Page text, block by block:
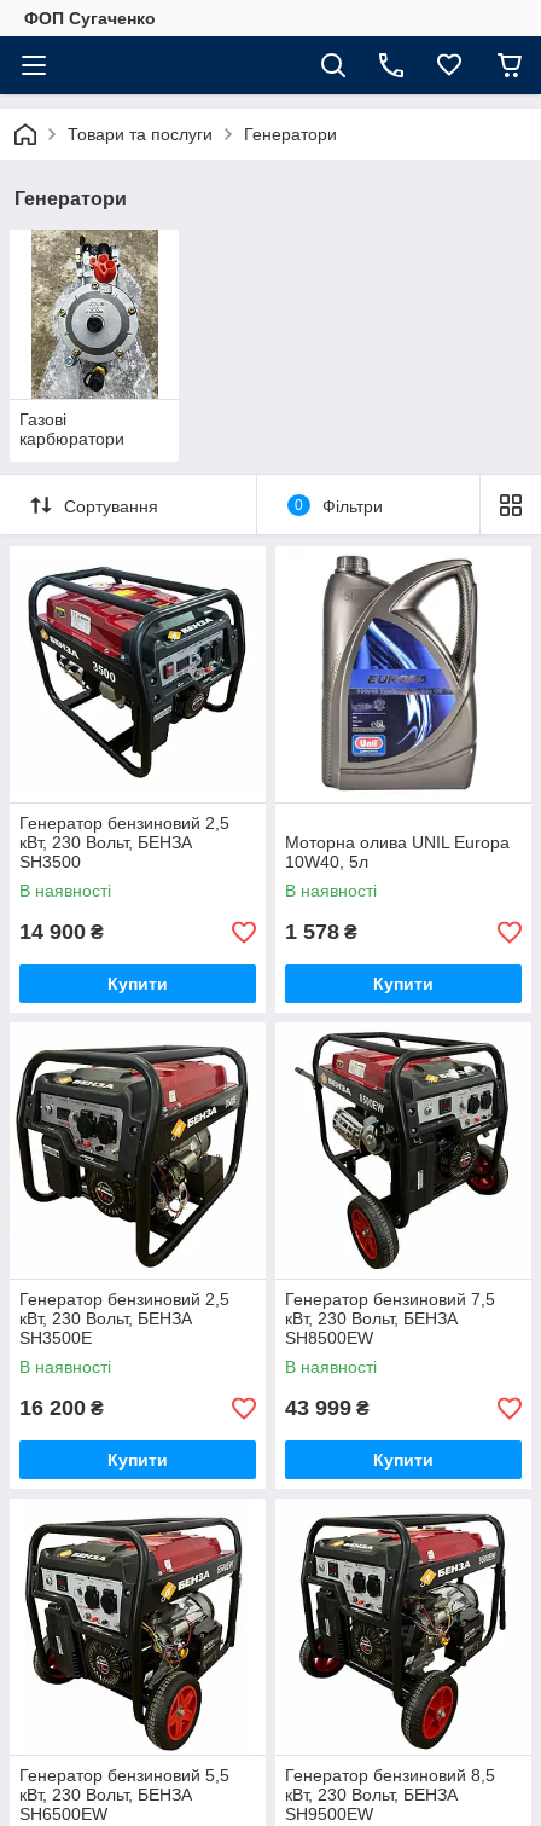
ФОП Сугаченко
Товари та послуги Генератори
Генератори
Газові
карбюратори
Сортування 0 Фільтри
Генератор бензиновий 2,5
кВт, 230 Вольт, БЕНЗА
SH3500
В наявності
14 900 ₴
Купити
Моторна олива UNIL Europa
10W40, 5л
В наявності
1 578 ₴
Купити
Генератор бензиновий 2,5
кВт, 230 Вольт, БЕНЗА
SH3500E
В наявності
16 200 ₴
Купити
Генератор бензиновий 7,5
кВт, 230 Вольт, БЕНЗА
SH8500EW
В наявності
43 999 ₴
Купити
Генератор бензиновий 5,5
кВт, 230 Вольт, БЕНЗА
SH6500EW
Генератор бензиновий 8,5
кВт, 230 Вольт, БЕНЗА
SH9500EW